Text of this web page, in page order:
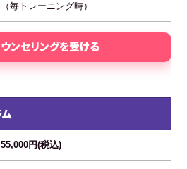
（毎トレーニング時）
ンセリングを受ける
55,000円(税込)